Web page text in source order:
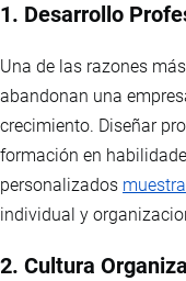
1. Desarrollo
Una de las razones
abandonan una
crecimiento. Diseñar
formación en
personalizados muestra
individual y
2. Cultura